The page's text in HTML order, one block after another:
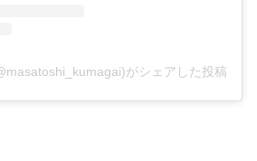
がシェアした投稿